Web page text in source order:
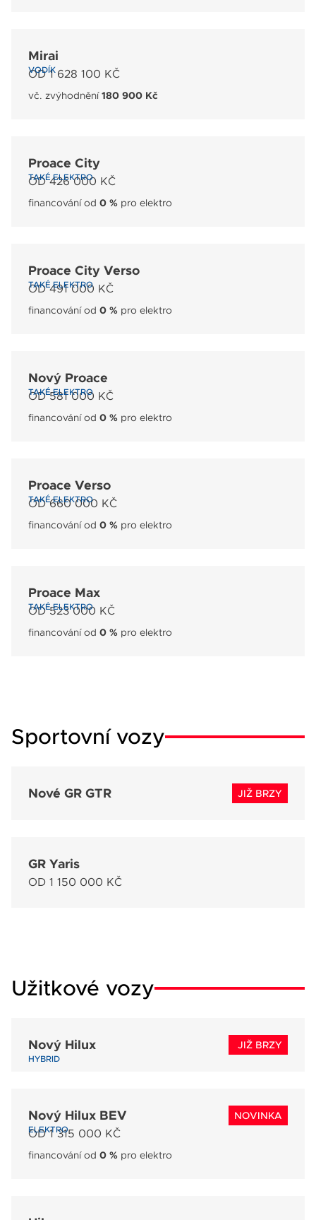
VODÍK
Mirai
OD 1 628 100 KČ
vč. zvýhodnění180 900 Kč
TAKÉ ELEKTRO
Proace City
OD 426 000 KČ
financování od 0 % pro elektro
TAKÉ ELEKTRO
Proace City Verso
OD 491 000 KČ
financování od 0 % pro elektro
TAKÉ ELEKTRO
Nový Proace
OD 581 000 KČ
financování od 0 % pro elektro
TAKÉ ELEKTRO
Proace Verso
OD 660 000 KČ
financování od 0 % pro elektro
TAKÉ ELEKTRO
Proace Max
OD 523 000 KČ
financování od 0 % pro elektro
Sportovní vozy
JIŽ BRZY
Nové GR GTR
GR Yaris
OD 1 150 000 KČ
Užitkové vozy
NOVINKA
JIŽ BRZY
HYBRID
Nový Hilux
NOVINKA
ELEKTRO
Nový Hilux BEV
OD 1 315 000 KČ
financování od 0 % pro elektro